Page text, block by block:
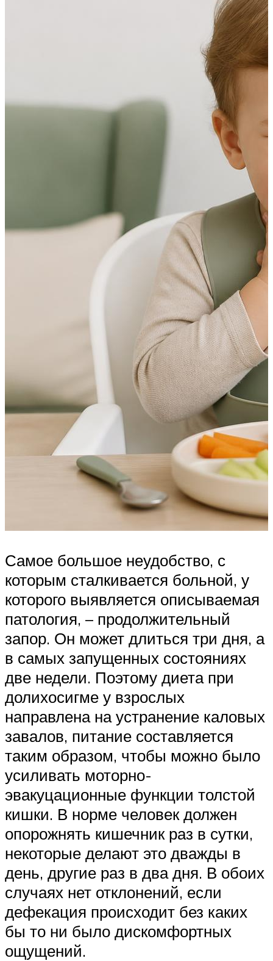
Самое большое неудобство, с
которым сталкивается больной, у
которого выявляется описываемая
патология, – продолжительный
запор. Он может длиться три дня, а
в самых запущенных состояниях
две недели. Поэтому диета при
долихосигме у взрослых
направлена на устранение каловых
завалов, питание составляется
таким образом, чтобы можно было
усиливать моторно-
эвакуцационные функции толстой
кишки. В норме человек должен
опорожнять кишечник раз в сутки,
некоторые делают это дважды в
день, другие раз в два дня. В обоих
случаях нет отклонений, если
дефекация происходит без каких
бы то ни было дискомфортных
ощущений.